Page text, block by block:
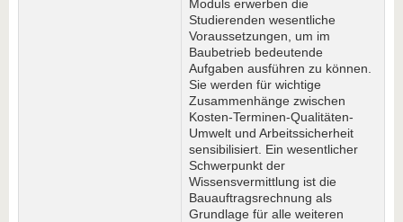
Moduls erwerben die
Studierenden wesentliche
Voraus­setzungen, um im
Baubetrieb bedeutende
Aufgaben ausführen zu können.
Sie werden für wichtige
Zusammenhänge zwischen
Kosten-Terminen-Qualitäten-
Umwelt und Arbeitssicherheit
sensibilisiert. Ein wesentlicher
Schwerpunkt der
Wissensvermittlung ist die
Bauauftragsrechnung als
Grundlage für alle weiteren